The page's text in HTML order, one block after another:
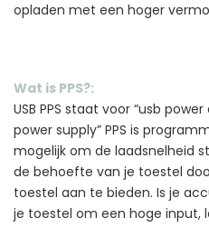
opladen met een hoger
Wat is PPS?:
USB PPS staat voor “usb
power supply” PPS is
mogelijk om de laadsnelheid
de behoefte van je toestel
toestel aan te bieden. Is je
je toestel om een hoge input,